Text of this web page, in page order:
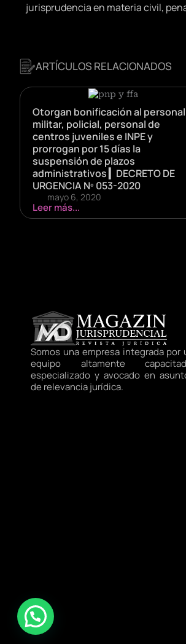
jurisprudencia en materia civil,
ARTÍCULOS RELACIONADOS
Otorgan bonificación al personal
militar, policial, personal de
centros juveniles e INPE y
prorrogan por 15 días la
suspensión de plazos
administrativos ▎DECRETO DE
URGENCIA Nº 053-2020
mayo 6, 2020
Leer más...
Somos una empresa integrada por
equipo altamente
especializado y avocado en
de relevancia jurídica.